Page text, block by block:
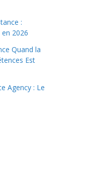
:
2026
Quand la
Est
Agency : Le